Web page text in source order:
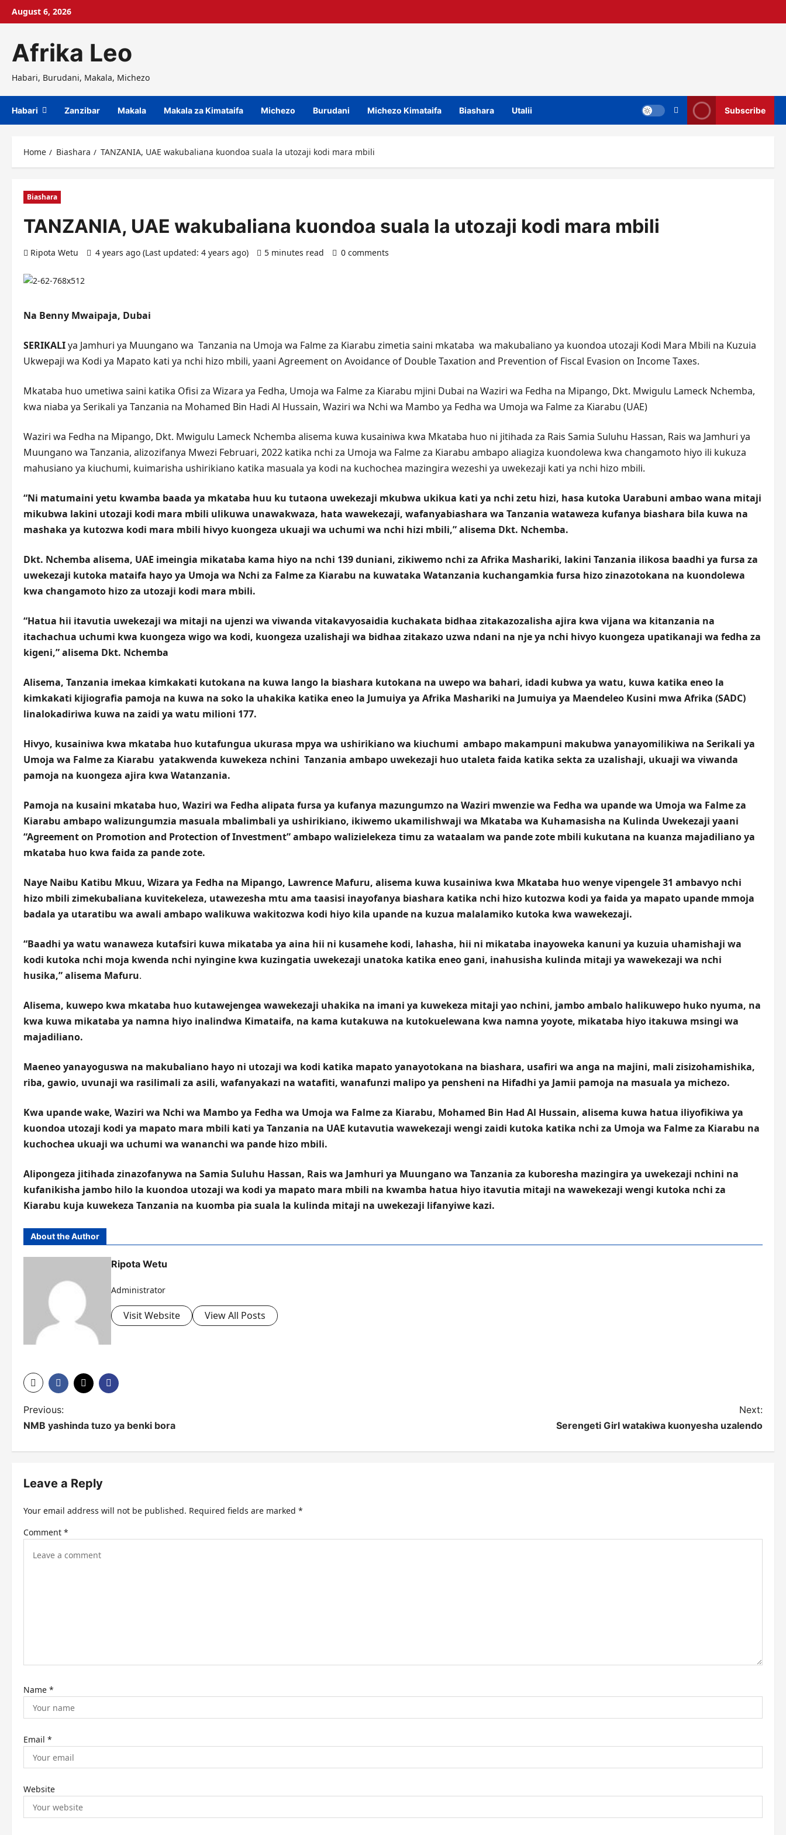
SkipAugust 6, 2026
Afrika Leo
Habari, Burudani, Makala, Michezo
Habari Zanzibar Makala Makala za Kimataifa Michezo Burudani Michezo Kimataifa Biashara Utalii Subscribe
Home Biashara TANZANIA, UAE wakubaliana kuondoa suala la utozaji kodi mara mbili
Biashara
TANZANIA, UAE wakubaliana kuondoa suala la utozaji kodi mara mbili
Ripota Wetu 4 years ago (Last updated: 4 years ago) 5 minutes read 0 comments
Na Benny Mwaipaja, Dubai
SERIKALIya Jamhuri ya Muungano wa Tanzania na Umoja wa Falme za Kiarabu zimetia saini mkataba wa makubaliano ya kuondoa utozaji Kodi Mara Mbili na Kuzuia
Ukwepaji wa Kodi ya Mapato kati ya nchi hizo mbili, yaani Agreement on Avoidance of Double Taxation and Prevention of Fiscal Evasion on Income Taxes.
Mkataba huo umetiwa saini katika Ofisi za Wizara ya Fedha, Umoja wa Falme za Kiarabu mjini Dubai na Waziri wa Fedha na Mipango, Dkt. Mwigulu Lameck Nchemba,
kwa niaba ya Serikali ya Tanzania na Mohamed Bin Hadi Al Hussain, Waziri wa Nchi wa Mambo ya Fedha wa Umoja wa Falme za Kiarabu (UAE)
Waziri wa Fedha na Mipango, Dkt. Mwigulu Lameck Nchemba alisema kuwa kusainiwa kwa Mkataba huo ni jitihada za Rais Samia Suluhu Hassan, Rais wa Jamhuri ya
Muungano wa Tanzania, alizozifanya Mwezi Februari, 2022 katika nchi za Umoja wa Falme za Kiarabu ambapo aliagiza kuondolewa kwa changamoto hiyo ili kukuza
mahusiano ya kiuchumi, kuimarisha ushirikiano katika masuala ya kodi na kuchochea mazingira wezeshi ya uwekezaji kati ya nchi hizo mbili.
“Ni matumaini yetu kwamba baada ya mkataba huu ku tutaona uwekezaji mkubwa ukikua kati ya nchi zetu hizi, hasa kutoka Uarabuni ambao wana mitaji
mikubwa lakini utozaji kodi mara mbili ulikuwa unawakwaza, hata wawekezaji, wafanyabiashara wa Tanzania wataweza kufanya biashara bila kuwa na
mashaka ya kutozwa kodi mara mbili hivyo kuongeza ukuaji wa uchumi wa nchi hizi mbili,” alisema Dkt. Nchemba.
Dkt. Nchemba alisema, UAE imeingia mikataba kama hiyo na nchi 139 duniani, zikiwemo nchi za Afrika Mashariki, lakini Tanzania ilikosa baadhi ya fursa za
uwekezaji kutoka mataifa hayo ya Umoja wa Nchi za Falme za Kiarabu na kuwataka Watanzania kuchangamkia fursa hizo zinazotokana na kuondolewa
kwa changamoto hizo za utozaji kodi mara mbili.
“Hatua hii itavutia uwekezaji wa mitaji na ujenzi wa viwanda vitakavyosaidia kuchakata bidhaa zitakazozalisha ajira kwa vijana wa kitanzania na
itachachua uchumi kwa kuongeza wigo wa kodi, kuongeza uzalishaji wa bidhaa zitakazo uzwa ndani na nje ya nchi hivyo kuongeza upatikanaji wa fedha za
kigeni,” alisema Dkt. Nchemba
Alisema, Tanzania imekaa kimkakati kutokana na kuwa lango la biashara kutokana na uwepo wa bahari, idadi kubwa ya watu, kuwa katika eneo la
kimkakati kijiografia pamoja na kuwa na soko la uhakika katika eneo la Jumuiya ya Afrika Mashariki na Jumuiya ya Maendeleo Kusini mwa Afrika (SADC)
linalokadiriwa kuwa na zaidi ya watu milioni 177.
Hivyo, kusainiwa kwa mkataba huo kutafungua ukurasa mpya wa ushirikiano wa kiuchumi ambapo makampuni makubwa yanayomilikiwa na Serikali ya
Umoja wa Falme za Kiarabu yatakwenda kuwekeza nchini Tanzania ambapo uwekezaji huo utaleta faida katika sekta za uzalishaji, ukuaji wa viwanda
pamoja na kuongeza ajira kwa Watanzania.
Pamoja na kusaini mkataba huo, Waziri wa Fedha alipata fursa ya kufanya mazungumzo na Waziri mwenzie wa Fedha wa upande wa Umoja wa Falme za
Kiarabu ambapo walizungumzia masuala mbalimbali ya ushirikiano, ikiwemo ukamilishwaji wa Mkataba wa Kuhamasisha na Kulinda Uwekezaji yaani
“Agreement on Promotion and Protection of Investment” ambapo walizielekeza timu za wataalam wa pande zote mbili kukutana na kuanza majadiliano ya
mkataba huo kwa faida za pande zote.
Naye Naibu Katibu Mkuu, Wizara ya Fedha na Mipango, Lawrence Mafuru, alisema kuwa kusainiwa kwa Mkataba huo wenye vipengele 31 ambavyo nchi
hizo mbili zimekubaliana kuvitekeleza, utawezesha mtu ama taasisi inayofanya biashara katika nchi hizo kutozwa kodi ya faida ya mapato upande mmoja
badala ya utaratibu wa awali ambapo walikuwa wakitozwa kodi hiyo kila upande na kuzua malalamiko kutoka kwa wawekezaji.
“Baadhi ya watu wanaweza kutafsiri kuwa mikataba ya aina hii ni kusamehe kodi, lahasha, hii ni mikataba inayoweka kanuni ya kuzuia uhamishaji wa
kodi kutoka nchi moja kwenda nchi nyingine kwa kuzingatia uwekezaji unatoka katika eneo gani, inahusisha kulinda mitaji ya wawekezaji wa nchi
husika,” alisema Mafuru.
Alisema, kuwepo kwa mkataba huo kutawejengea wawekezaji uhakika na imani ya kuwekeza mitaji yao nchini, jambo ambalo halikuwepo huko nyuma, na
kwa kuwa mikataba ya namna hiyo inalindwa Kimataifa, na kama kutakuwa na kutokuelewana kwa namna yoyote, mikataba hiyo itakuwa msingi wa
majadiliano.
Maeneo yanayoguswa na makubaliano hayo ni utozaji wa kodi katika mapato yanayotokana na biashara, usafiri wa anga na majini, mali zisizohamishika,
riba, gawio, uvunaji wa rasilimali za asili, wafanyakazi na watafiti, wanafunzi malipo ya pensheni na Hifadhi ya Jamii pamoja na masuala ya michezo.
Kwa upande wake, Waziri wa Nchi wa Mambo ya Fedha wa Umoja wa Falme za Kiarabu, Mohamed Bin Had Al Hussain, alisema kuwa hatua iliyofikiwa ya
kuondoa utozaji kodi ya mapato mara mbili kati ya Tanzania na UAE kutavutia wawekezaji wengi zaidi kutoka katika nchi za Umoja wa Falme za Kiarabu na
kuchochea ukuaji wa uchumi wa wananchi wa pande hizo mbili.
Alipongeza jitihada zinazofanywa na Samia Suluhu Hassan, Rais wa Jamhuri ya Muungano wa Tanzania za kuboresha mazingira ya uwekezaji nchini na
kufanikisha jambo hilo la kuondoa utozaji wa kodi ya mapato mara mbili na kwamba hatua hiyo itavutia mitaji na wawekezaji wengi kutoka nchi za
Kiarabu kuja kuwekeza Tanzania na kuomba pia suala la kulinda mitaji na uwekezaji lifanyiwe kazi.
About the Author
Ripota Wetu
Administrator
Visit Website View All Posts
P
o
s
t
a
v
o
n
Previous:
NMB yashinda tuzo ya benki bora
Next:
Serengeti Girl watakiwa kuonyesha uzalendo
Leave a Reply
Your email address will not be published. Required fields are marked *
Comment *
Name *
Email *
Website